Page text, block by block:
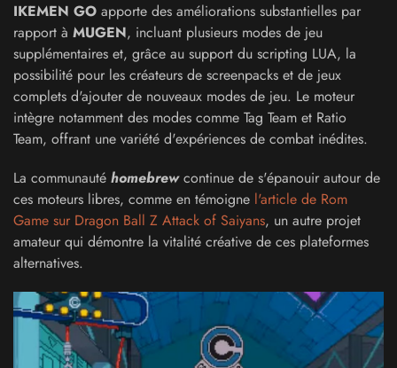
IKEMEN GO apporte des améliorations substantielles par
rapport à MUGEN, incluant plusieurs modes de jeu
supplémentaires et, grâce au support du scripting LUA, la
possibilité pour les créateurs de screenpacks et de jeux
complets d'ajouter de nouveaux modes de jeu. Le moteur
intègre notamment des modes comme Tag Team et Ratio
Team, offrant une variété d'expériences de combat inédites.
La communauté homebrewcontinue de s'épanouir autour de
ces moteurs libres, comme en témoigne l'article de Rom
Game sur Dragon Ball Z Attack of Saiyans, un autre projet
amateur qui démontre la vitalité créative de ces plateformes
alternatives.